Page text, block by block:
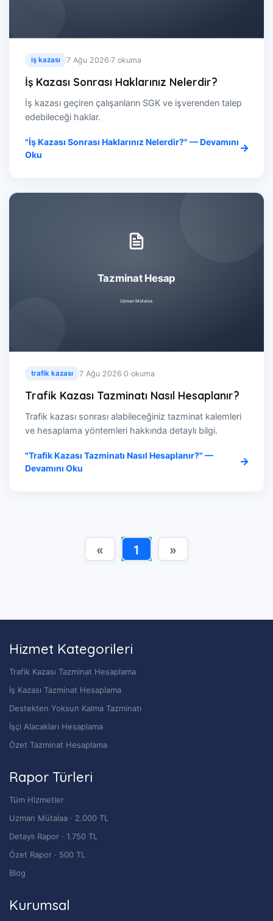
iş kazası 7 Ağu 2026·7 okuma
İş Kazası Sonrası Haklarınız Nelerdir?
İş kazası geçiren çalışanların SGK ve işverenden talep
edebileceği haklar.
"İş Kazası Sonrası Haklarınız Nelerdir?" — Devamını
Oku
trafik kazası 7 Ağu 2026·0 okuma
Trafik Kazası Tazminatı Nasıl Hesaplanır?
Trafik kazası sonrası alabileceğiniz tazminat kalemleri
ve hesaplama yöntemleri hakkında detaylı bilgi.
"Trafik Kazası Tazminatı Nasıl Hesaplanır?" —
Devamını Oku
« 1 »
Hizmet Kategorileri
Trafik Kazası Tazminat Hesaplama
İş Kazası Tazminat Hesaplama
Destekten Yoksun Kalma Tazminatı
İşçi Alacakları Hesaplama
Özet Tazminat Hesaplama
Rapor Türleri
Tüm Hizmetler
Uzman Mütalaa · 2.000 TL
Detaylı Rapor · 1.750 TL
Özet Rapor · 500 TL
Blog
Kurumsal